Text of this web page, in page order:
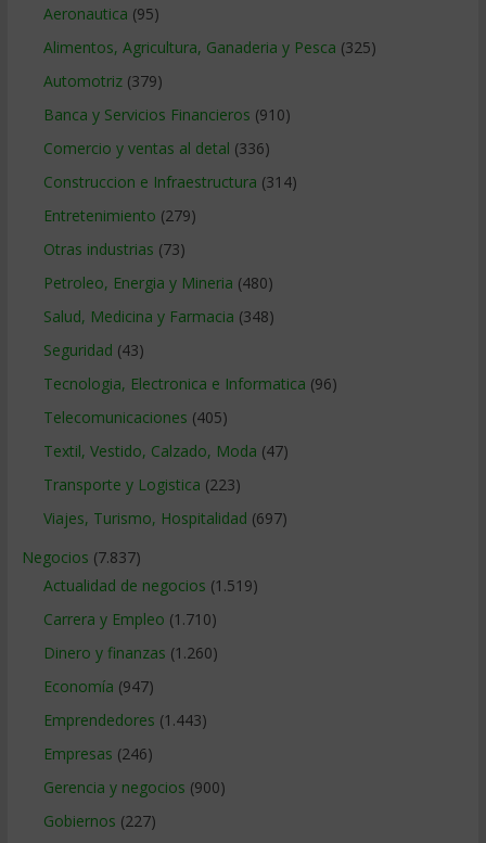
Aeronautica (95)
Alimentos, Agricultura, Ganaderia y Pesca (325)
Automotriz(379)
Banca y Servicios Financieros (910)
Comercio y ventas al detal (336)
Construccion e Infraestructura (314)
Entretenimiento (279)
Otras industrias (73)
Petroleo, Energia y Mineria (480)
Salud, Medicina y Farmacia (348)
Seguridad (43)
Tecnologia, Electronica e Informatica (96)
Telecomunicaciones (405)
Textil, Vestido, Calzado, Moda (47)
Transporte y Logistica (223)
Viajes, Turismo, Hospitalidad (697)
Negocios (7.837)
Actualidad de negocios (1.519)
Carrera y Empleo (1.710)
Dinero y finanzas (1.260)
Economía (947)
Emprendedores (1.443)
Empresas (246)
Gerencia y negocios (900)
Gobiernos (227)